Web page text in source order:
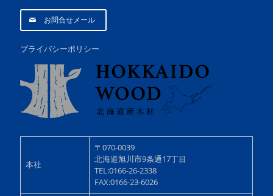
お問合せメール
プライバシーポリシー
本社
〒070-0039
北海道旭川市9条通17丁目
TEL:0166-26-2338
FAX:0166-23-6026